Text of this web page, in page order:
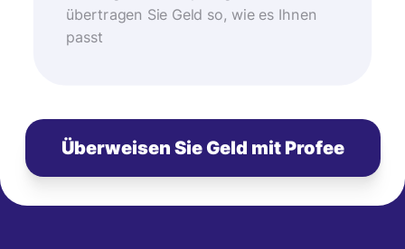
übertragen Sie Geld so, wie es Ihnen
passt
Überweisen Sie Geld mit Profee